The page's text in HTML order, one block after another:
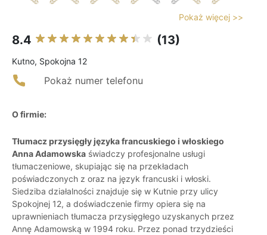
Pokaż więcej >>
8.4 (13)
Kutno, Spokojna 12
Pokaż numer telefonu
O firmie:
Tłumacz przysięgły języka francuskiego i włoskiego
Anna Adamowska świadczy profesjonalne usługi
tłumaczeniowe, skupiając się na przekładach
poświadczonych z oraz na język francuski i włoski.
Siedziba działalności znajduje się w Kutnie przy ulicy
Spokojnej 12, a doświadczenie firmy opiera się na
uprawnieniach tłumacza przysięgłego uzyskanych przez
Annę Adamowską w 1994 roku. Przez ponad trzydzieści